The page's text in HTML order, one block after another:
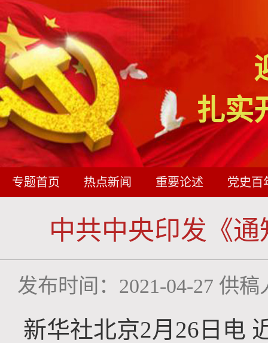
扎实
专题首页 热点新闻 重要论述 党史百
中共中央印发《
发布时间：2021-04-27 供稿
新华社北京2月26日电